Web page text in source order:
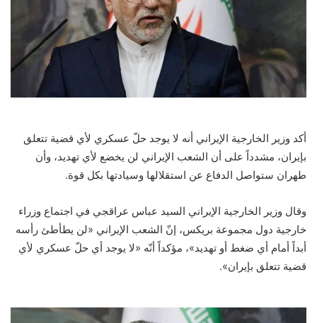
أكد وزير الخارجية الإيراني أنه لا يوجد حلّ عسكري لأي قضية تتعلق
بإيران، مشدداً على أن الشعب الإيراني لن يخضع لأي تهديد، وأن
طهران ستواصل الدفاع عن استقلالها وسيادتها بكل قوة.
وقال وزير الخارجية الإيراني السيد عباس عراقجي في اجتماع وزراء
خارجية دول مجموعة بريكس، إنّ الشعب الإيراني «لن يطأطئ رأسه
أبداً أمام أي ضغط أو تهديد»، مؤكداً أنّه «لا يوجد أي حلّ عسكري لأي
قضية تتعلق بإيران».